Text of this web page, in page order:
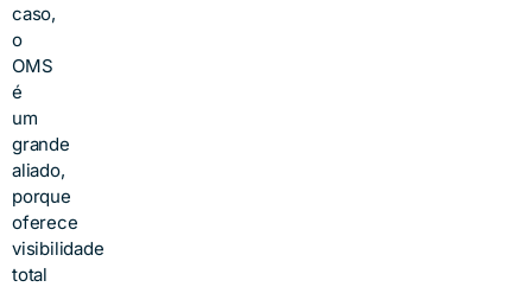
caso,
o
OMS
é
um
grande
aliado,
porque
oferece
visibilidade
total